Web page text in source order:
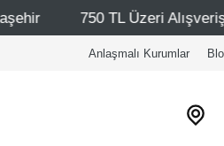
Üzeri Alışverişlerde - Ücretsiz
Anlaşmalı Kurumlar